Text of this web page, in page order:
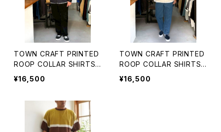
TOWN CRAFT PRINTED
ROOP COLLAR SHIRTS
タウンクラフト ブラック
¥16,500
TOWN CRAFT PRINTED
ROOP COLLAR SHIRTS
タウンクラフト ナチュラル
¥16,500